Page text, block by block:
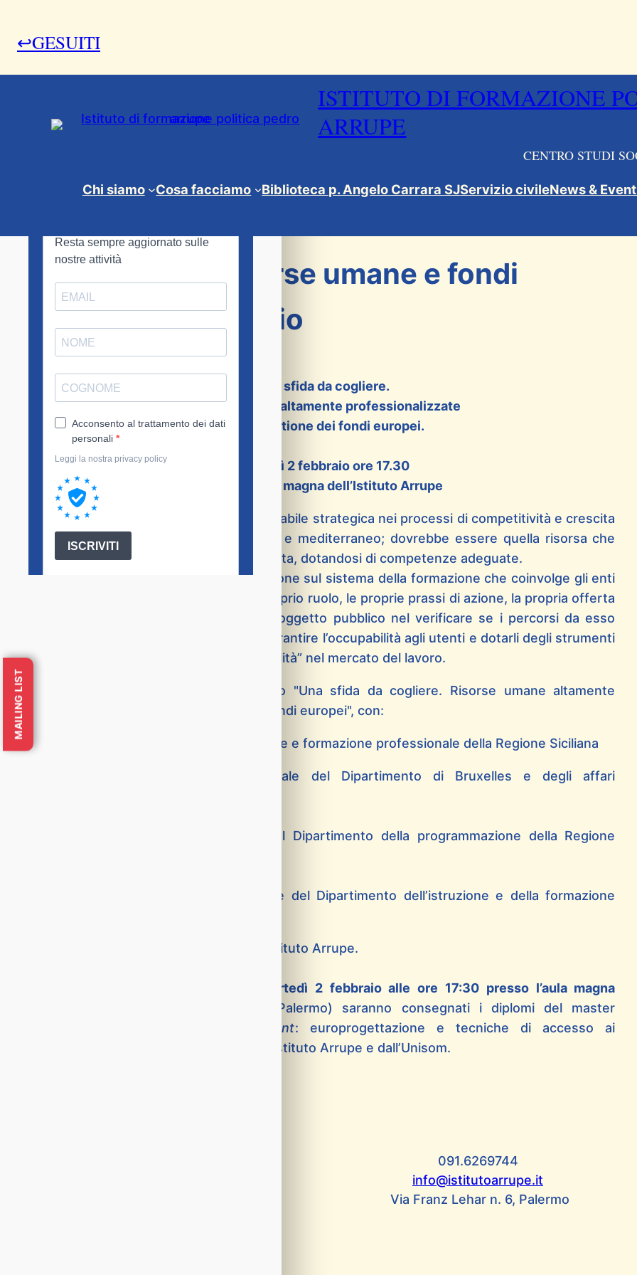
↩GESUITI
ISTITUTO DI FORMAZIONE
ARRUPE
CENTRO STUDI
Chi siamo Cosa facciamo Biblioteca p. Angelo Carrara SJServizio civileNews &
28 Gennaio 2010
Convegno su risorse umane e fondi
europei – 2 febbraio
Una sfida da cogliere.
Risorse umane altamente professionalizzate
per la gestione dei fondi europei.
Martedì 2 febbraio ore 17.30
presso l’aula magna dell’Istituto Arrupe
La formazione dovrebbe essere una variabile strategica nei processi di competitività e crescita
di un territorio in un contesto europeo e mediterraneo; dovrebbe essere quella risorsa che
permette di progettare percorsi di crescita, dotandosi di competenze adeguate.
Diventa sempre più urgente una riflessione sul sistema della formazione che coinvolge gli enti
di formazione, chiamati a ripensare il proprio ruolo, le proprie prassi di azione, la propria offerta
formativa. È necessario affiancare il soggetto pubblico nel verificare se i percorsi da esso
gestiti siano effettivamente capaci di garantire l’occupabilità agli utenti e dotarli degli strumenti
indispensabili per un inserimento “di qualità” nel mercato del lavoro.
Ne parliamo, in un convegno dal titolo "Una sfida da cogliere. Risorse umane altamente
professionalizzate per la gestione dei fondi europei", con:
Mario Centorrino , assessore all’istruzione e formazione professionale della Regione Siciliana
, dirigente generale del Dipartimento di Bruxelles e degli affari
, dirigente generale del Dipartimento della programmazione della Regione
, dirigente generale del Dipartimento dell’istruzione e della formazione
, direttore dell’Istituto Arrupe.
martedì 2 febbraio alle ore 17:30 presso l’aula magna
(via F. Lehar 6, Palermo) saranno consegnati i diplomi del master
Business development: europrogettazione e tecniche di accesso ai
finanziamenti europei” organizzato dall’Istituto Arrupe e dall’Unisom.
091.6269744
info@istitutoarrupe.it
Via Franz Lehar n. 6, Palermo
MAILING LIST